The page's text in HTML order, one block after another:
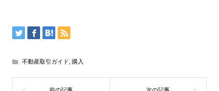
不動産取引ガイド, 購入